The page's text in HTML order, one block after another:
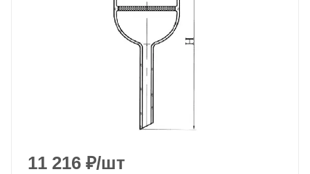
11 216 ₽/шт